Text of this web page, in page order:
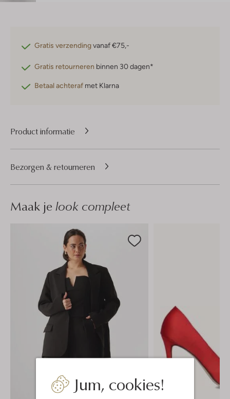
Jum, cookies!
Gratis verzendingvanaf €75,-
Gratis retourneren binnen 30 dagen*
Betaal achteraf met Klarna
Product informatie
Bezorgen & retourneren
Maak je look compleet